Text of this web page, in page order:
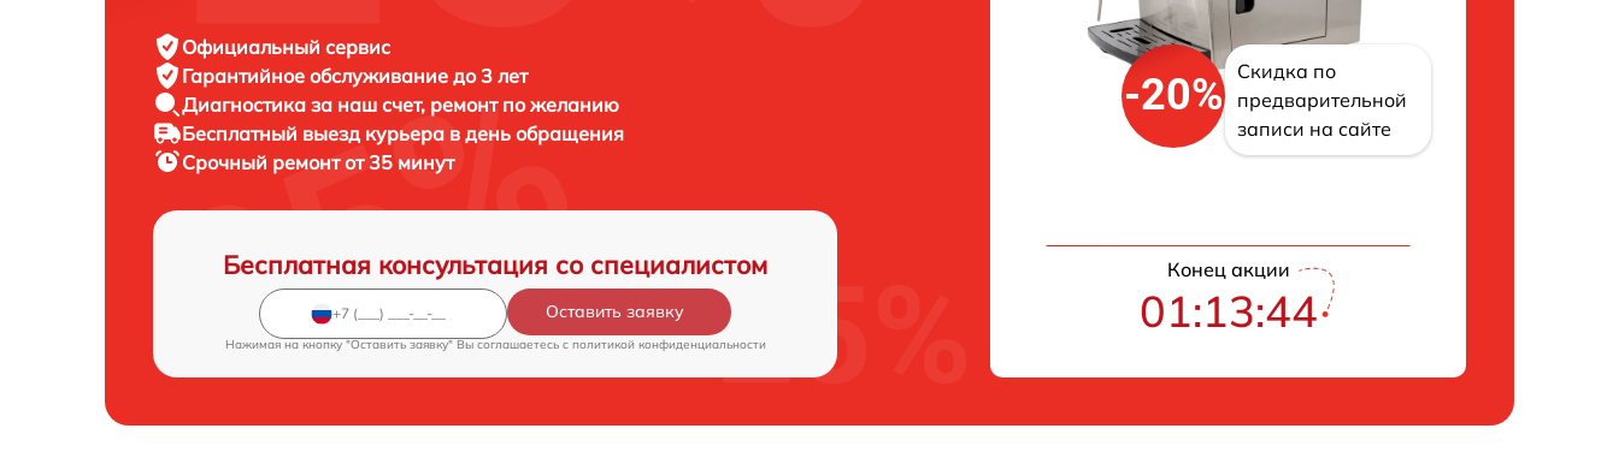
Официальный сервис
Гарантийное обслуживание до 3 лет
Диагностика за наш счет, ремонт по желанию
Бесплатный выезд курьера в день обращения
Срочный ремонтот 35 минут
Бесплатная консультация со специалистом
Оставить заявку
Нажимая на кнопку "Оставить заявку" Вы соглашаетесь c политикой конфиденциальности
-20%
Скидка по
предварительной
записи на сайте
Конец акции
01:13:43